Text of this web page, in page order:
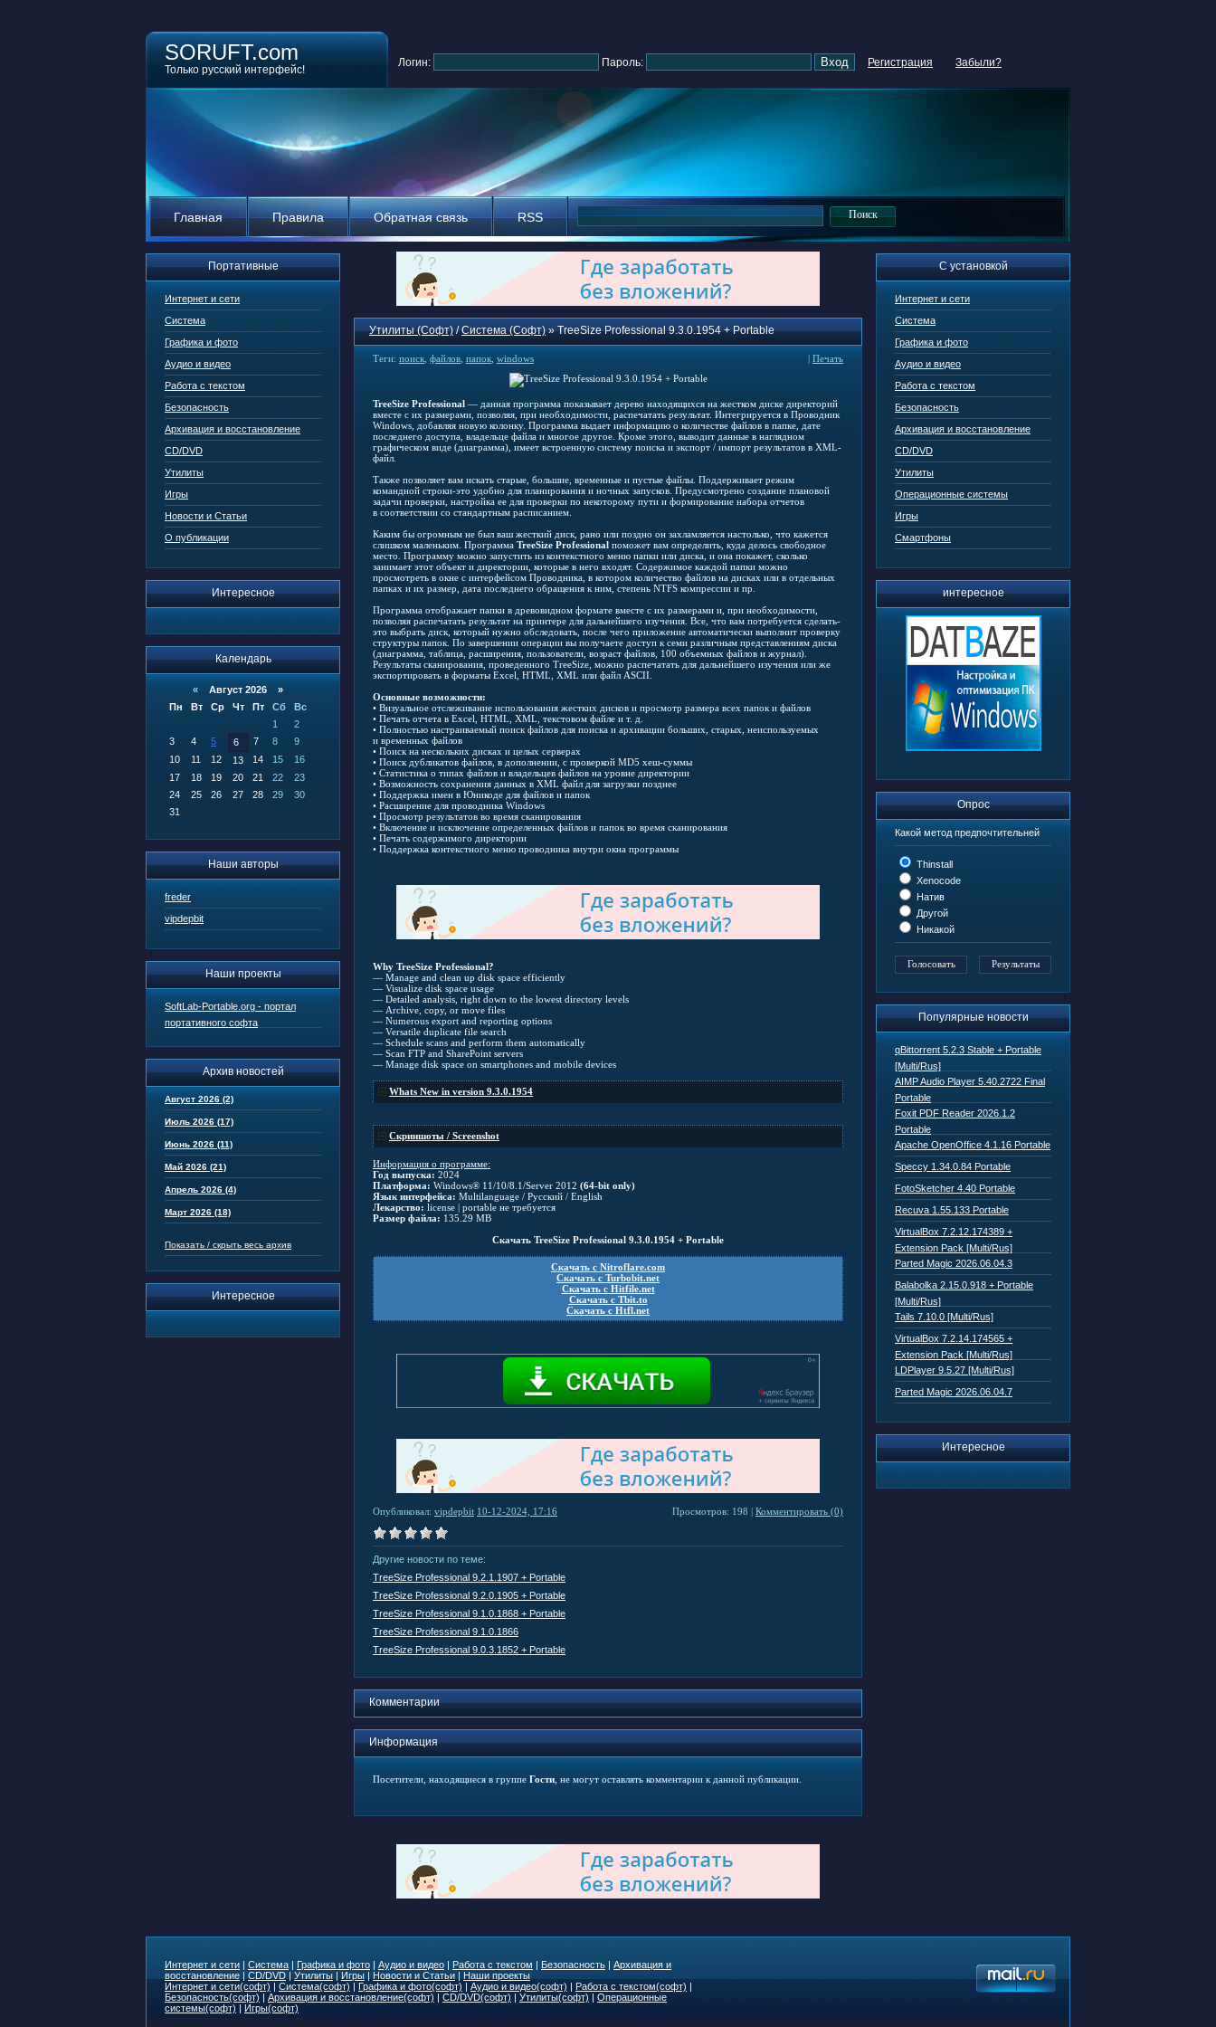
SORUFT.com
Только русский интерфейс!
Логин: Пароль: Регистрация Забыли?
Главная Правила Обратная связь RSS
Портативные
Интернет и сети
Система
Графика и фото
Аудио и видео
Работа с текстом
Безопасность
Архивация и восстановление
CD/DVD
Утилиты
Игры
Новости и Статьи
О публикации
Интересное
Календарь
« Август 2026 »
Пн
Вт Ср Чт Пт Сб
Вс
1
2
3
4 5 6 7 8
9
10
11 12 13 14 15
16
17
18 19 20 21 22
23
24
25 26 27 28 29
30
31
Наши авторы
freder
vipdepbit
Наши проекты
SoftLab-Portable.org - портал
портативного софта
Архив новостей
Август 2026 (2)
Июль 2026 (17)
Июнь 2026 (11)
Май 2026 (21)
Апрель 2026 (4)
Март 2026 (18)
Показать / скрыть весь архив
Интересное
С установкой
Интернет и сети
Система
Графика и фото
Аудио и видео
Работа с текстом
Безопасность
Архивация и восстановление
CD/DVD
Утилиты
Операционные системы
Игры
Смартфоны
интересное
Опрос
Какой метод предпочтительней
Thinstall
Xenocode
Натив
Другой
Никакой
Популярные новости
qBittorrent 5.2.3 Stable + Portable
[Multi/Rus]
AIMP Audio Player 5.40.2722 Final
Portable
Foxit PDF Reader 2026.1.2
Portable
Apache OpenOffice 4.1.16 Portable
Speccy 1.34.0.84 Portable
FotoSketcher 4.40 Portable
Recuva 1.55.133 Portable
VirtualBox 7.2.12.174389 +
Extension Pack [Multi/Rus]
Parted Magic 2026.06.04.3
Balabolka 2.15.0.918 + Portable
[Multi/Rus]
Tails 7.10.0 [Multi/Rus]
VirtualBox 7.2.14.174565 +
Extension Pack [Multi/Rus]
LDPlayer 9.5.27 [Multi/Rus]
Parted Magic 2026.06.04.7
Интересное
Утилиты (Софт)/Система (Софт)» TreeSize Professional 9.3.0.1954 + Portable
Теги: поиск файлов папок windows | Печать
TreeSize Professional — данная программа показывает дерево находящихся на жестком диске директорий
вместе с их размерами, позволяя, при необходимости, распечатать результат. Интегрируется в Проводник
Windows, добавляя новую колонку. Программа выдает информацию о количестве файлов в папке, дате
последнего доступа, владельце файла и многое другое. Кроме этого, выводит данные в наглядном
графическом виде (диаграмма), имеет встроенную систему поиска и экспорт / импорт результатов в XML-
файл.
Также позволяет вам искать старые, большие, временные и пустые файлы. Поддерживает режим
командной строки-это удобно для планирования и ночных запусков. Предусмотрено создание плановой
задачи проверки, настройка ее для проверки по некоторому пути и формирование набора отчетов
в соответствии со стандартным расписанием.
Каким бы огромным не был ваш жесткий диск, рано или поздно он захламляется настолько, что кажется
слишком маленьким. Программа TreeSize Professional поможет вам определить, куда делось свободное
место. Программу можно запустить из контекстного меню папки или диска, и она покажет, сколько
занимает этот объект и директории, которые в него входят. Содержимое каждой папки можно
просмотреть в окне с интерфейсом Проводника, в котором количество файлов на дисках или в отдельных
папках и их размер, дата последнего обращения к ним, степень NTFS компрессии и пр.
Программа отображает папки в древовидном формате вместе с их размерами и, при необходимости,
позволяя распечатать результат на принтере для дальнейшего изучения. Все, что вам потребуется сделать-
это выбрать диск, который нужно обследовать, после чего приложение автоматически выполнит проверку
структуры папок. По завершении операции вы получаете доступ к семи различным представлениям диска
(диаграмма, таблица, расширения, пользователи, возраст файлов, 100 объемных файлов и журнал).
Результаты сканирования, проведенного TreeSize, можно распечатать для дальнейшего изучения или же
экспортировать в форматы Excel, HTML, XML или файл ASCII.
Основные возможности:
• Визуальное отслеживание использования жестких дисков и просмотр размера всех папок и файлов
• Печать отчета в Excel, HTML, XML, текстовом файле и т. д.
• Полностью настраиваемый поиск файлов для поиска и архивации больших, старых, неиспользуемых
и временных файлов
• Поиск на нескольких дисках и целых серверах
• Поиск дубликатов файлов, в дополнении, с проверкой MD5 хеш-суммы
• Статистика о типах файлов и владельцев файлов на уровне директории
• Возможность сохранения данных в XML файл для загрузки позднее
• Поддержка имен в Юникоде для файлов и папок
• Расширение для проводника Windows
• Просмотр результатов во время сканирования
• Включение и исключение определенных файлов и папок во время сканирования
• Печать содержимого директории
• Поддержка контекстного меню проводника внутри окна программы
Why TreeSize Professional?
— Manage and clean up disk space efficiently
— Visualize disk space usage
— Detailed analysis, right down to the lowest directory levels
— Archive, copy, or move files
— Numerous export and reporting options
— Versatile duplicate file search
— Schedule scans and perform them automatically
— Scan FTP and SharePoint servers
— Manage disk space on smartphones and mobile devices
Whats New in version 9.3.0.1954
Скриншоты / Screenshot
Информация о программе:
Год выпуска: 2024
Платформа: Windows® 11/10/8.1/Server 2012 (64-bit only)
Язык интерфейса: Multilanguage / Русский / English
Лекарство: license | portable не требуется
Размер файла: 135.29 MB
Скачать TreeSize Professional 9.3.0.1954 + Portable
Скачать с Nitroflare.com
Скачать с Turbobit.net
Скачать с Hitfile.net
Скачать с Tbit.to
Скачать с Htfl.net
Опубликовал: vipdepbit 10-12-2024, 17:16 Просмотров: 198 | Комментировать (0)
Другие новости по теме:
TreeSize Professional 9.2.1.1907 + Portable
TreeSize Professional 9.2.0.1905 + Portable
TreeSize Professional 9.1.0.1868 + Portable
TreeSize Professional 9.1.0.1866
TreeSize Professional 9.0.3.1852 + Portable
Комментарии
Информация
Посетители, находящиеся в группе Гости , не могут оставлять комментарии к данной публикации.
Интернет и сети | Система | Графика и фото | Аудио и видео | Работа с текстом | Безопасность | Архивация и
восстановление | CD/DVD | Утилиты | Игры | Новости и Статьи | Наши проекты
Интернет и сети(софт) | Система(софт) | Графика и фото(софт) | Аудио и видео(софт) | Работа с текстом(софт) |
Безопасность(софт) | Архивация и восстановление(софт) | CD/DVD(софт) | Утилиты(софт) | Операционные
системы(софт) | Игры(софт)